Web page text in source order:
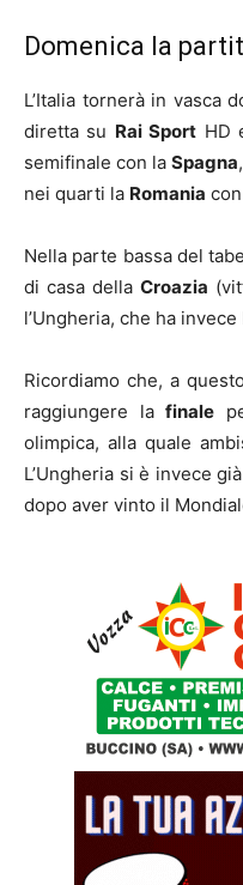
Domenica la
L’Italia tornerà in vasca
diretta su Rai Sport HD
semifinale con la Spagna
nei quarti la Romania
Nella parte bassa del
di casa dellaCroazia
l’Ungheria, che ha
Ricordiamo che, a
raggiungere la finale
olimpica, alla quale
L’Ungheria si è invece
dopo aver vinto il